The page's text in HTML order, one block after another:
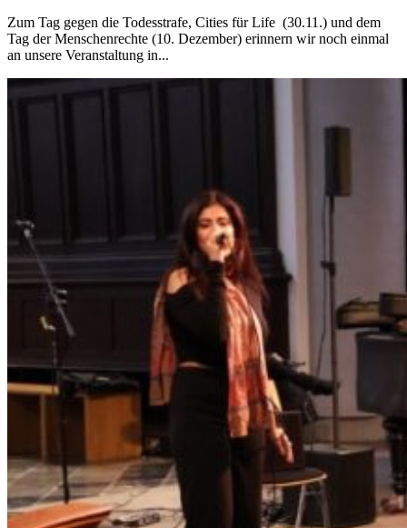
Zum Tag gegen die Todesstrafe, Cities für Life (30.11.) und dem
Tag der Menschenrechte (10. Dezember) erinnern wir noch einmal
an unsere Veranstaltung in...